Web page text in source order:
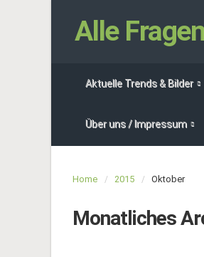
Alle
Aktuelle Trends & Bilder
Über uns / Impressum
Home 2015 Oktober
Monatliches